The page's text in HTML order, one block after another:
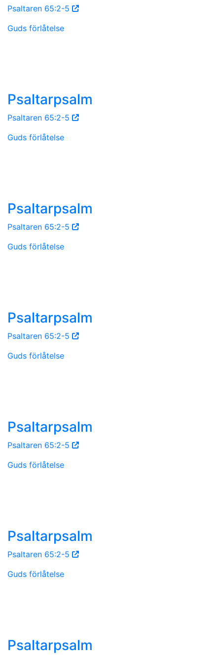
Psaltaren 65:2-5
Guds förlåtelse
Psaltarpsalm
Psaltaren 65:2-5
Guds förlåtelse
Psaltarpsalm
Psaltaren 65:2-5
Guds förlåtelse
Psaltarpsalm
Psaltaren 65:2-5
Guds förlåtelse
Psaltarpsalm
Psaltaren 65:2-5
Guds förlåtelse
Psaltarpsalm
Psaltaren 65:2-5
Guds förlåtelse
Psaltarpsalm